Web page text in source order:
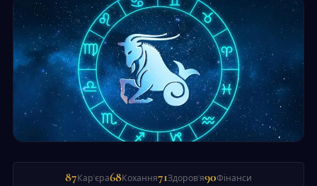
87 Кар'єра68Кохання71Здоров'я90Фінанси